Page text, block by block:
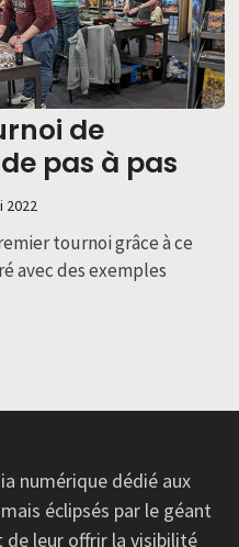
de
pas à pas
2022
tournoi grâce à ce
avec des exemples
numérique dédié aux
éclipsés par le géant
leur offrir la visibilité